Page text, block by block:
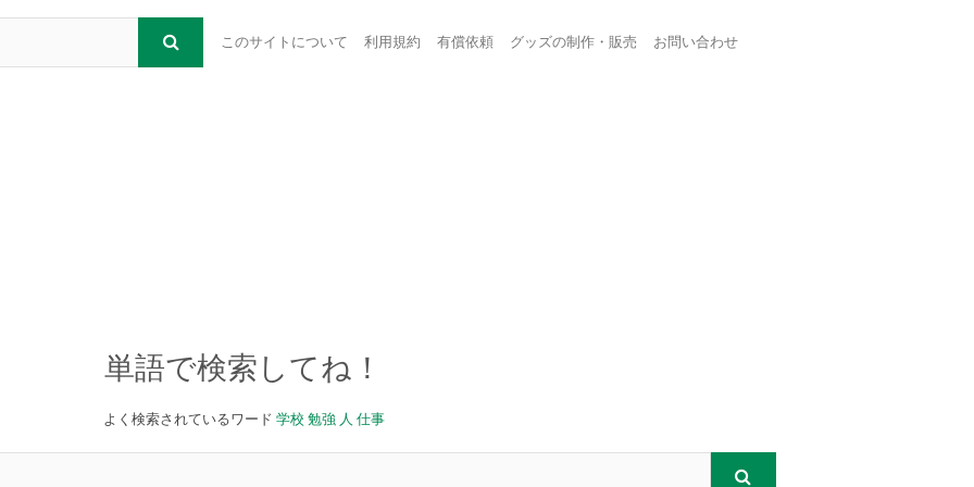
このサイトについて 利用規約 有償依頼 グッズの制作・販売 お問い合わせ
単語で検索してね！
よく検索されているワード 学校 勉強 人 仕事